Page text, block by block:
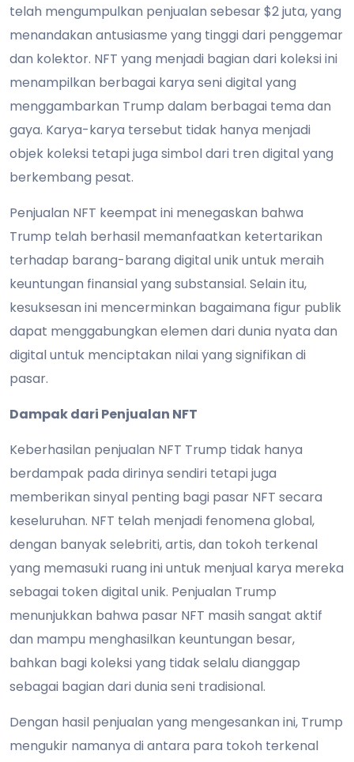
telah mengumpulkan penjualan sebesar $2 juta, yang
menandakan antusiasme yang tinggi dari penggemar
dan kolektor. NFT yang menjadi bagian dari koleksi ini
menampilkan berbagai karya seni digital yang
menggambarkan Trump dalam berbagai tema dan
gaya. Karya-karya tersebut tidak hanya menjadi
objek koleksi tetapi juga simbol dari tren digital yang
berkembang pesat.
Penjualan NFT keempat ini menegaskan bahwa
Trump telah berhasil memanfaatkan ketertarikan
terhadap barang-barang digital unik untuk meraih
keuntungan finansial yang substansial. Selain itu,
kesuksesan ini mencerminkan bagaimana figur publik
dapat menggabungkan elemen dari dunia nyata dan
digital untuk menciptakan nilai yang signifikan di
pasar.
Dampak dari Penjualan NFT
Keberhasilan penjualan NFT Trump tidak hanya
berdampak pada dirinya sendiri tetapi juga
memberikan sinyal penting bagi pasar NFT secara
keseluruhan. NFT telah menjadi fenomena global,
dengan banyak selebriti, artis, dan tokoh terkenal
yang memasuki ruang ini untuk menjual karya mereka
sebagai token digital unik. Penjualan Trump
menunjukkan bahwa pasar NFT masih sangat aktif
dan mampu menghasilkan keuntungan besar,
bahkan bagi koleksi yang tidak selalu dianggap
sebagai bagian dari dunia seni tradisional.
Dengan hasil penjualan yang mengesankan ini, Trump
mengukir namanya di antara para tokoh terkenal